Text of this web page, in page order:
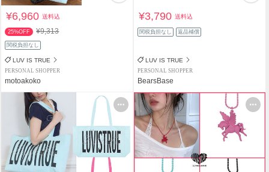
¥6,960送料込
25%OFF ¥9,313
関税負担なし
LUV IS TRUE
PERSONAL SHOPPER
motoakoko
¥3,790送料込
関税負担なし 返品補償
LUV IS TRUE
PERSONAL SHOPPER
BearsBase